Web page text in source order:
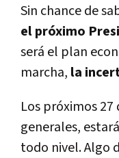
Sin chance de
el próximo
será el plan
marcha, la
Los próximos 27
generales,
todo nivel. Algo